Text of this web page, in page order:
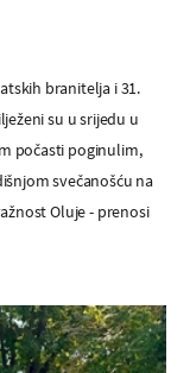
branitelja i 31.
su u srijedu u
počasti poginulim,
svečanošću na
Oluje - prenosi